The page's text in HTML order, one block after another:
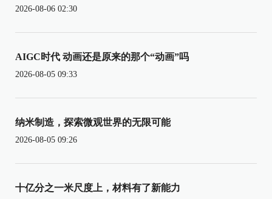
2026-08-06 02:30
AIGC时代 动画还是原来的那个“动画”吗
2026-08-05 09:33
纳米制造，探索微观世界的无限可能
2026-08-05 09:26
十亿分之一米尺度上，材料有了新能力